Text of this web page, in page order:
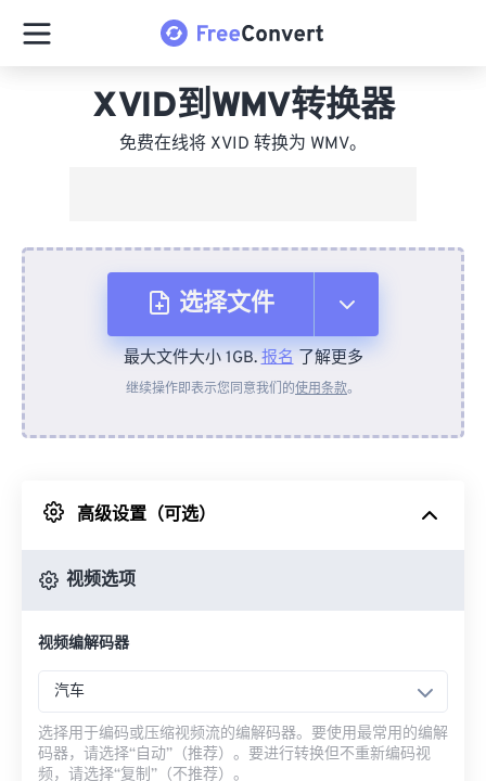
XVID到WMV转换器
免费在线将 XVID 转换为 WMV。
选择文件
从设备
来自 Google Drive
最大文件大小 1GB.报名了解更多
继续操作即表示您同意我们的使用条款。
高级设置（可选）
视频选项
视频编解码器
汽车
选择用于编码或压缩视频流的编解码器。要使用最常用的编解
码器，请选择“自动”（推荐）。要进行转换但不重新编码视
频，请选择“复制”（不推荐）。